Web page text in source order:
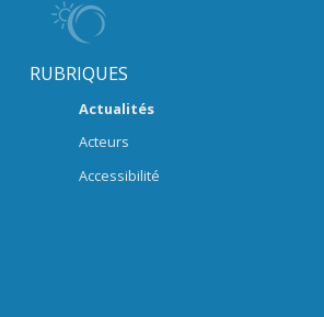
RUBRIQUES
Actualités
Acteurs
Accessibilité